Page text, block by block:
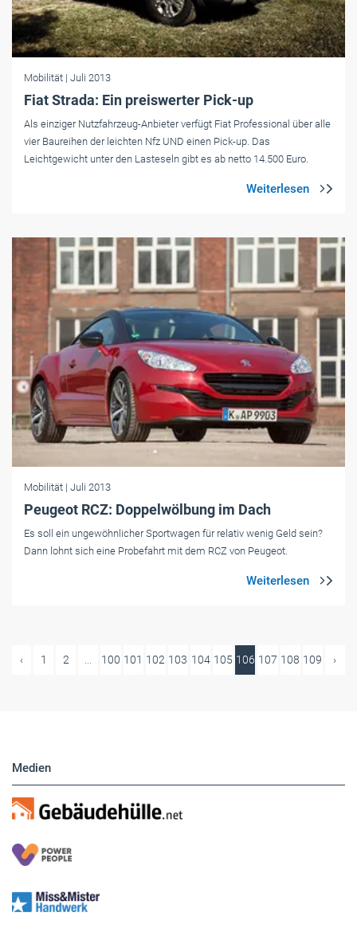
Mobilität | Juli 2013
Fiat Strada: Ein preiswerter Pick-up
Als einziger Nutzfahrzeug-Anbieter verfügt Fiat Professional über alle
vier Baureihen der leichten Nfz UND einen Pick-up. Das
Leichtgewicht unter den Lasteseln gibt es ab netto 14.500 Euro.
Mobilität | Juli 2013
Peugeot RCZ: Doppelwölbung im Dach
Es soll ein ungewöhnlicher Sportwagen für relativ wenig Geld sein?
Dann lohnt sich eine Probefahrt mit dem RCZ von Peugeot.
‹ 1 2 ... 100 101 102 103 104 105 106 107 108 109 ›
Medien